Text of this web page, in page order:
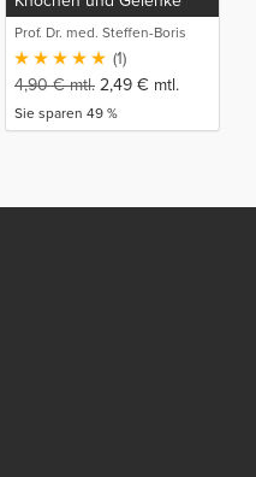
von
Oberarm/Unterarm/Hand
Prof. Dr. med. Steffen-Boris
Wirth (1)
(1)
4,90€mtl. 2,49 € mtl.
Sie sparen 49 %